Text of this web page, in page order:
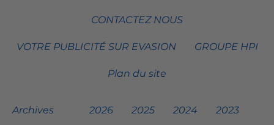
CONTACTEZ NOUS
VOTRE PUBLICITÉ SUR EVASION GROUPE HPI
Plan du site
Archives 2026 2025 2024 2023